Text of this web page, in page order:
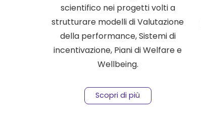
scientifico nei progetti volti a
strutturare modelli di Valutazione
della performance, Sistemi di
incentivazione, Piani di Welfare e
Wellbeing.
Scopri di più